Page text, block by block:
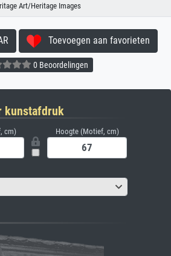
Art/Heritage Images
Toevoegen aan favorieten
0 Beoordelingen
kunstafdruk
cm) Hoogte (Motief, cm)